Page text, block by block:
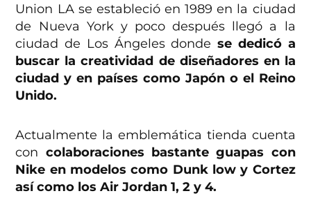
Union LA se estableció en 1989 en la ciudad
de Nueva York y poco después llegó a la
ciudad de Los Ángeles dondese dedicó a
buscar la creatividad de diseñadores en la
ciudad y en países como Japón o el Reino
Unido.
Actualmente la emblemática tienda cuenta
con colaboraciones bastante guapas con
Nike en modelos como Dunk low y Cortez
así como los Air Jordan 1, 2 y 4.